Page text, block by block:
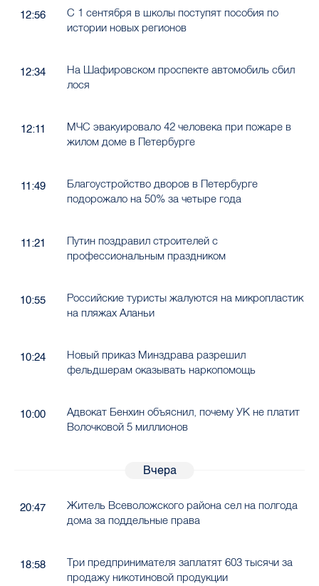
12:56
С 1 сентября в школы поступят пособия по
истории новых регионов
12:34
На Шафировском проспекте автомобиль сбил
лося
12:11
МЧС эвакуировало 42 человека при пожаре в
жилом доме в Петербурге
11:49
Благоустройство дворов в Петербурге
подорожало на 50% за четыре года
11:21
Путин поздравил строителей с
профессиональным праздником
10:55
Российские туристы жалуются на микропластик
на пляжах Аланьи
10:24
Новый приказ Минздрава разрешил
фельдшерам оказывать наркопомощь
10:00
Адвокат Бенхин объяснил, почему УК не платит
Волочковой 5 миллионов
Вчера
20:47
Житель Всеволожского района сел на полгода
дома за поддельные права
18:58
Три предпринимателя заплатят 603 тысячи за
продажу никотиновой продукции